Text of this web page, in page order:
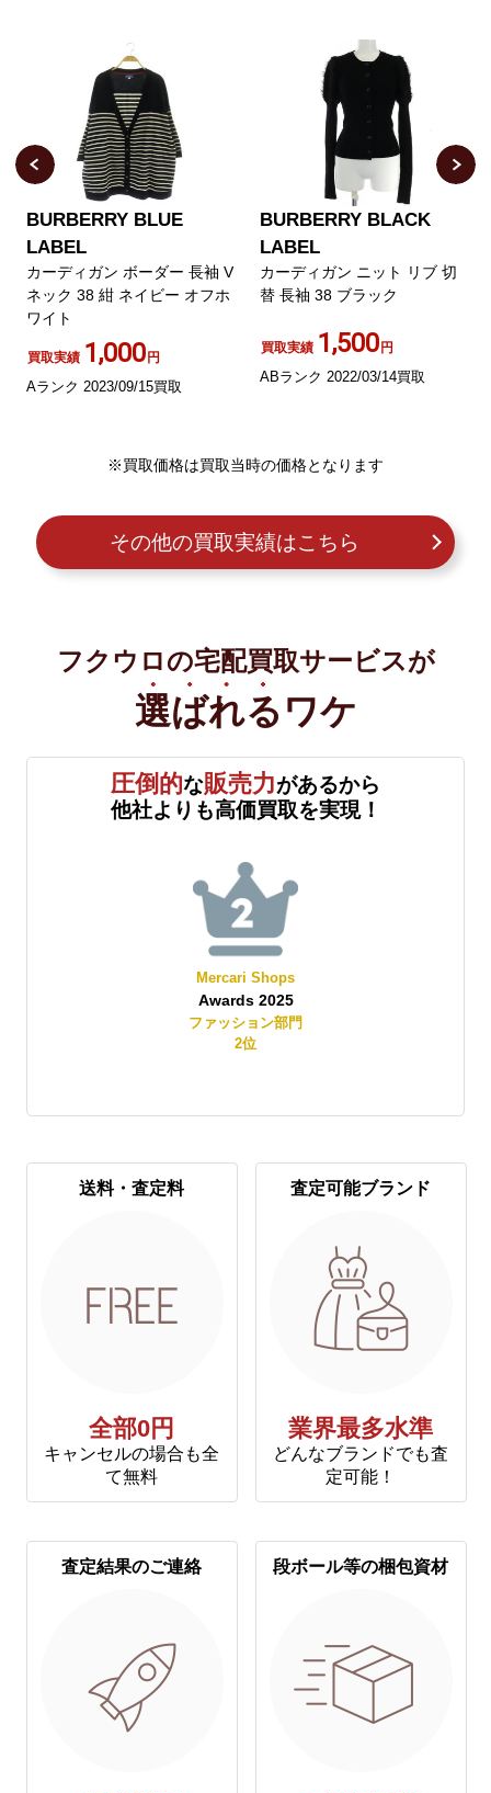
BURBERRY BLUE
LABEL
カーディガン ボーダー 長袖 V
ネック 38 紺 ネイビー オフホ
ワイト
買取実績 1,000円
Aランク 2023/09/15買取
BURBERRY BLACK
LABEL
カーディガン ニット リブ 切
替 長袖 38 ブラック
買取実績 1,500円
ABランク 2022/03/14買取
※買取価格は買取当時の価格となります
その他の買取実績はこちら
フクウロの宅配買取サービスが
選ばれる ワケ
圧倒的な販売力があるから
他社よりも高価買取を実現！
Mercari Shops
Awards 2025
ファッション部門
2位
送料・査定料
全部0円
キャンセルの場合も全
て無料
査定可能ブランド
業界最多水準
どんなブランドでも査
定可能！
査定結果のご連絡 段ボール等の梱包資材